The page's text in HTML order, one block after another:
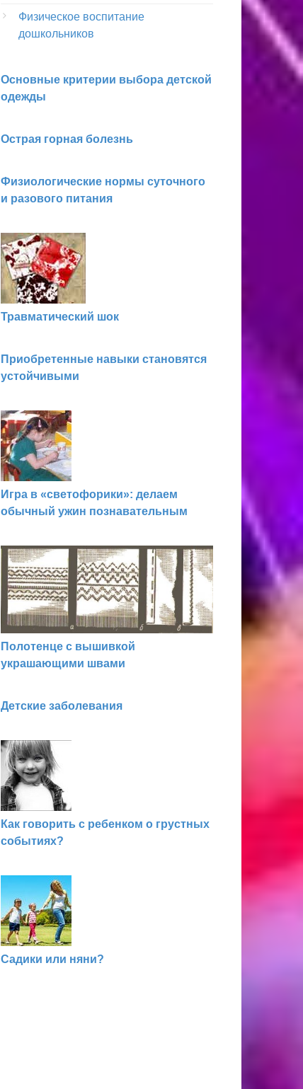
Физическое воспитание
дошкольников
Основные критерии выбора детской
одежды
Острая горная болезнь
Физиологические нормы суточного
и разового питания
Травматический шок
Приобретенные навыки становятся
устойчивыми
Игра в «светофорики»: делаем
обычный ужин познавательным
Полотенце с вышивкой
украшающими швами
Детские заболевания
Как говорить с ребенком о грустных
событиях?
Садики или няни?